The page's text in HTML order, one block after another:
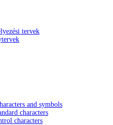
tervek
and symbols
characters
characters